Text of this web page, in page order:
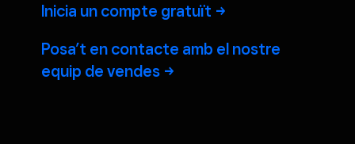
Inicia un compte gratuït
Posa’t en contacte amb el nostre
equip de vendes